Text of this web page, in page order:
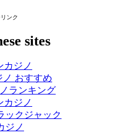
ンク
sites
カジノ
ノ おすすめ
ランキング
カジノ
ックジャック
ジノ